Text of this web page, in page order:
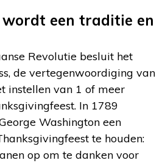
een traditie en
Revolutie besluit het
de vertegenwoordiging van
instellen van 1 of meer
In 1789
Washington een
te houden:
op om te danken voor